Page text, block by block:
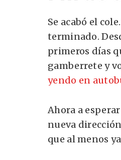
Se acabó el
terminado.
primeros días
gamberrete y
yendo en
Ahora a
nueva
que al menos